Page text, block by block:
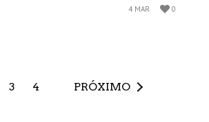
4 MAR 0
3 4 PRÓXIMO